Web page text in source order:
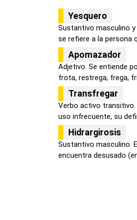
Yesquero
Sustantivo masculino
se refiere a la persona
Apomazador
Adjetivo. Se entiende
frota, restrega, frega,
Transfregar
Verbo activo
uso infrecuente, su
Hidrargirosis
Sustantivo masculino.
encuentra desusado